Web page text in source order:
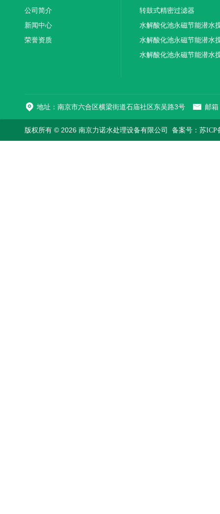
公司简介
新闻中心
荣誉资质
转鼓式精密过滤器
水解酸化池永磁节能潜水
机厂家供应
水解酸化池永磁节能潜水
机厂家直销
水解酸化池永磁节能潜水
地址：南京市六合区横梁街道石庙社区东吴路3号 邮
版权所有 © 2026 南京力诺水处理设备有限公司 备案号：苏ICP